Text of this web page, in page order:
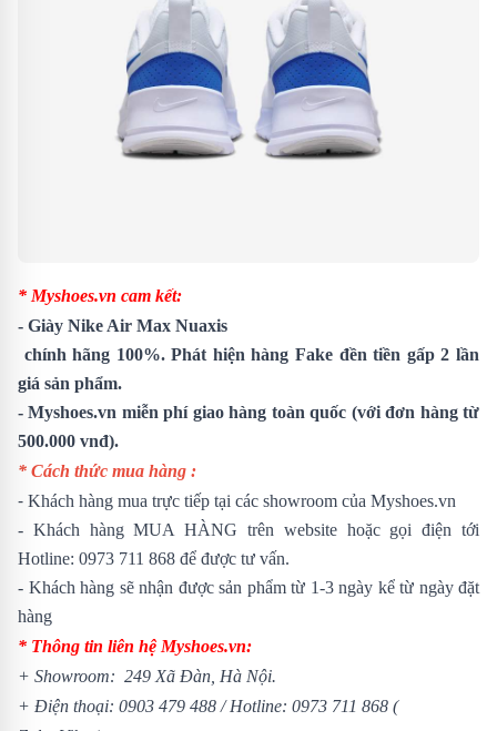
* Myshoes.vn cam kết:
- Giày Nike Air Max Nuaxis
chính hãng 100%. Phát hiện hàng Fake đền tiền gấp 2 lần
giá sản phẩm.
- Myshoes.vn miễn phí giao hàng toàn quốc (với đơn hàng từ
500.000 vnđ).
* Cách thức mua hàng :
- Khách hàng mua trực tiếp tại các showroom của Myshoes.vn
- Khách hàng MUA HÀNG trên website hoặc gọi điện tới
Hotline: 0973 711 868 để được tư vấn.
- Khách hàng sẽ nhận được sản phẩm từ 1-3 ngày kể từ ngày đặt
hàng
* Thông tin liên hệ Myshoes.vn:
+ Showroom: 249 Xã Đàn, Hà Nội.
+ Điện thoại: 0903 479 488 /Hotline: 0973 711 868 (